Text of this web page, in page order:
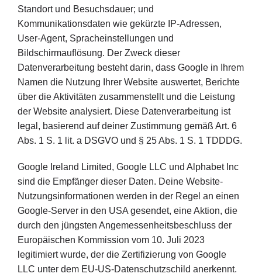
Standort und Besuchsdauer; und
Kommunikationsdaten wie gekürzte IP-Adressen,
User-Agent, Spracheinstellungen und
Bildschirmauflösung. Der Zweck dieser
Datenverarbeitung besteht darin, dass Google in Ihrem
Namen die Nutzung Ihrer Website auswertet, Berichte
über die Aktivitäten zusammenstellt und die Leistung
der Website analysiert. Diese Datenverarbeitung ist
legal, basierend auf deiner Zustimmung gemäß Art. 6
Abs. 1 S. 1 lit. a DSGVO und § 25 Abs. 1 S. 1 TDDDG.
Google Ireland Limited, Google LLC und Alphabet Inc
sind die Empfänger dieser Daten. Deine Website-
Nutzungsinformationen werden in der Regel an einen
Google-Server in den USA gesendet, eine Aktion, die
durch den jüngsten Angemessenheitsbeschluss der
Europäischen Kommission vom 10. Juli 2023
legitimiert wurde, der die Zertifizierung von Google
LLC unter dem EU-US-Datenschutzschild anerkennt.